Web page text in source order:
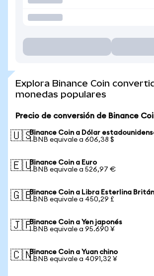
Explora Binance Coin
monedas populares
Precio de conversión de Binance
🇺🇸Binance Coin a Dólar
1 BNB equivale a 606,38 $
🇪🇺Binance Coin a Euro
1 BNB equivale a 526,97 €
🇬🇧Binance Coin a Libra Esterlina
1 BNB equivale a 450,29 £
🇯🇵Binance Coin a Yen japonés
1 BNB equivale a 95.690 ¥
🇨🇳Binance Coin a Yuan chino
1 BNB equivale a 4091,32 ¥